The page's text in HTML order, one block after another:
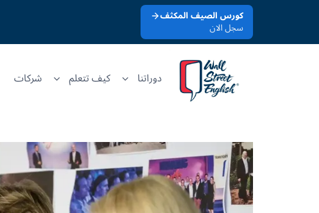
كورس الصيف المكثف
سجل الان
دوراتنا كيف تتعلم شركات